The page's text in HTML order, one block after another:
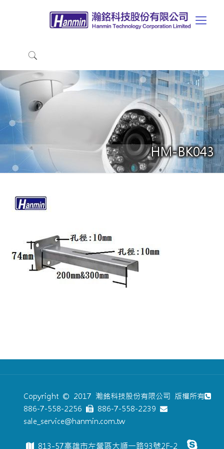
HM-BK043
Copyright © 2017 瀚銘科技股份有限公司 版權所有
886-7-558-2256
886-7-558-2239
sale_service@hanmin.com.tw
813-57高雄市左營區大順一路93號2F-2